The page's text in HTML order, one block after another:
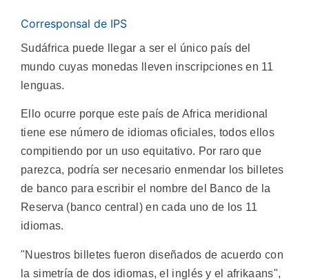
Corresponsal de IPS
Sudáfrica puede llegar a ser el único país del
mundo cuyas monedas lleven inscripciones en 11
lenguas.
Ello ocurre porque este país de Africa meridional
tiene ese número de idiomas oficiales, todos ellos
compitiendo por un uso equitativo. Por raro que
parezca, podría ser necesario enmendar los billetes
de banco para escribir el nombre del Banco de la
Reserva (banco central) en cada uno de los 11
idiomas.
"Nuestros billetes fueron diseñados de acuerdo con
la simetría de dos idiomas, el inglés y el afrikaans",